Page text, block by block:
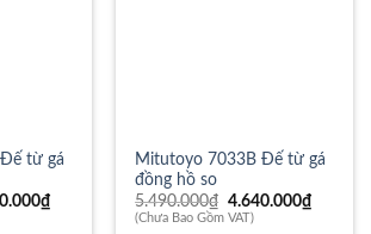
từ gá
₫
Mitutoyo 7033B Đế từ gá
đồng hồ so
5.490.000₫ Giá
gốc
4.640.000₫
(Chưa Bao Gồm VAT)